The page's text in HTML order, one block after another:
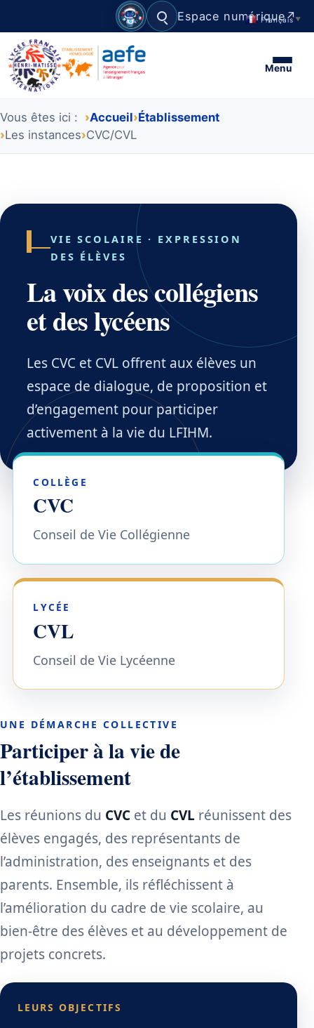
Français ▼
Rechercher
Espace numérique↗
Menu
Vous êtes ici : Accueil Établissement
Les instances CVC/CVL
VIE SCOLAIRE · EXPRESSION
DES ÉLÈVES
La voix des collégiens
et des lycéens
Les CVC et CVL offrent aux élèves un
espace de dialogue, de proposition et
d’engagement pour participer
activement à la vie du LFIHM.
COLLÈGE
CVC
Conseil de Vie Collégienne
LYCÉE
CVL
Conseil de Vie Lycéenne
UNE DÉMARCHE COLLECTIVE
Participer à la vie de
l’établissement
Les réunions du CVC et du CVL réunissent des
élèves engagés, des représentants de
l’administration, des enseignants et des
parents. Ensemble, ils réfléchissent à
l’amélioration du cadre de vie scolaire, au
bien-être des élèves et au développement de
projets concrets.
LEURS OBJECTIFS